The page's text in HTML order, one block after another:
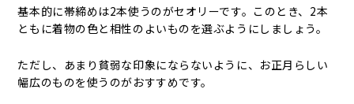
基本的に帯締めは2本使うのがセオリーです。このとき、2本
ともに着物の色と相性のよいものを選ぶようにしましょう。
ただし、あまり貧弱な印象にならないように、お正月らしい
幅広のものを使うのがおすすめです。